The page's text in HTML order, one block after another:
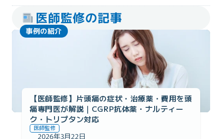
医師監修の記事
事例の紹介
【医師監修】片頭痛の症状・治療薬・費用を頭
痛専門医が解説｜CGRP抗体薬・ナルティー
ク・トリプタン対応
医師監修
2026年3月22日